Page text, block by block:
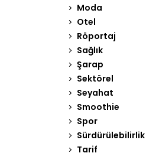
Moda
Otel
Röportaj
Sağlık
Şarap
Sektörel
Seyahat
Smoothie
Spor
Sürdürülebilirlik
Tarif